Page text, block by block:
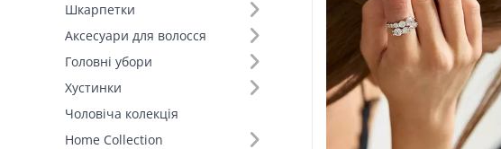
Шкарпетки
Аксесуари для волосся
Головні убори
Хустинки
Чоловіча колекція
Home Collection
Категорія товару (14)